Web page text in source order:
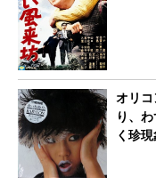
オリ
り、
く珍